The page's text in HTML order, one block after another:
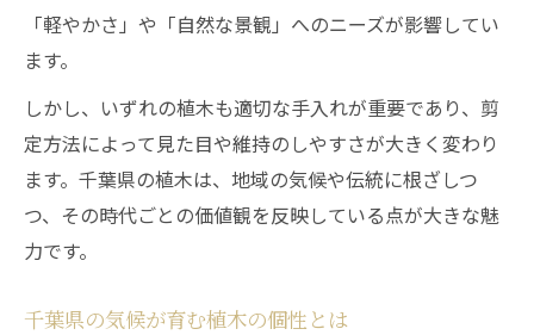
庭に合う植木選びで後悔しないコツ
植木の種類ごとに比較する選び方のコツ
庭木の成長や剪定の手間を考慮する方法
千葉県果樹との相性を活かした植木選び
目隠しや日除けとしての植木活用術
枝抜き剪定で育てる千葉の植木管理法
枝抜き剪定で千葉県植木を美しく保つ方法
「軽やかさ」や「自然な景観」へのニーズが影響してい
ます。
しかし、いずれの植木も適切な手入れが重要であり、剪
定方法によって見た目や維持のしやすさが大きく変わり
ます。千葉県の植木は、地域の気候や伝統に根ざしつ
つ、その時代ごとの価値観を反映している点が大きな魅
力です。
千葉県の気候が育む植木の個性とは